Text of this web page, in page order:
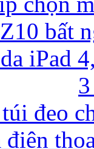
bất
iPad
đeo
điện